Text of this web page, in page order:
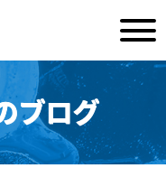
ブログ